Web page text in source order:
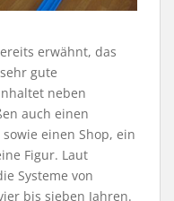
erwähnt, das
gute
neben
auch einen
einen Shop, ein
Figur. Laut
Systeme von
bis sieben Jahren.